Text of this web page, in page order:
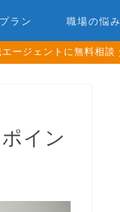
ラン 職場の悩み
ージェントに無料相談
イン